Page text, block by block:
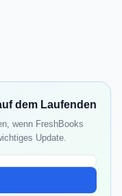
dem Laufenden
wenn FreshBooks
Update.